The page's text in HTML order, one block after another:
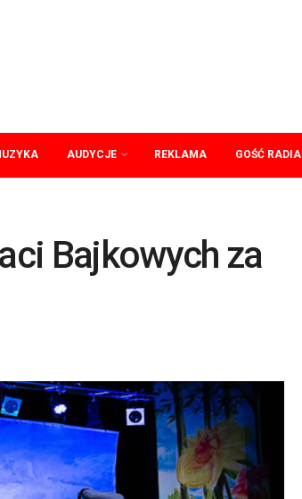
AUDYCJE REKLAMA GOŚĆ RADIA
Bajkowych za